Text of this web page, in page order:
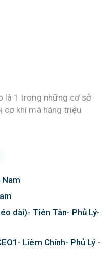
là 1 trong những cơ sở
cơ khí mà hàng triệu
dài)- Tiên Tân- Phủ Lý-
Liêm Chính- Phủ Lý -